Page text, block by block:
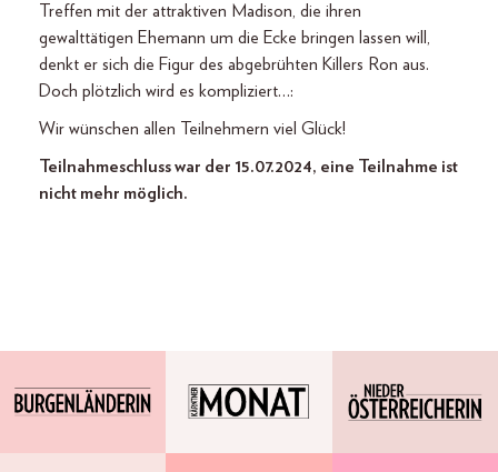
Treffen mit der attraktiven Madison, die ihren
gewalttätigen Ehemann um die Ecke bringen lassen will,
denkt er sich die Figur des abgebrühten Killers Ron aus.
Doch plötzlich wird es kompliziert…:
Wir wünschen allen Teilnehmern viel Glück!
Teilnahmeschluss war der 15.07.2024, eine Teilnahme ist
nicht mehr möglich.